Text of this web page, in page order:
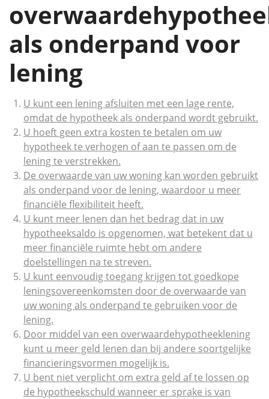
als onderpand voor
lening
U kunt een lening afsluiten met een lage rente,
omdat de hypotheek als onderpand wordt gebruikt.
U hoeft geen extra kosten te betalen om uw
hypotheek te verhogen of aan te passen om de
lening te verstrekken.
De overwaarde van uw woning kan worden gebruikt
als onderpand voor de lening, waardoor u meer
financiële flexibiliteit heeft.
U kunt meer lenen dan het bedrag dat in uw
hypotheeksaldo is opgenomen, wat betekent dat u
meer financiële ruimte hebt om andere
doelstellingen na te streven.
U kunt eenvoudig toegang krijgen tot goedkope
leningsovereenkomsten door de overwaarde van
uw woning als onderpand te gebruiken voor de
lening.
Door middel van een overwaardehypotheeklening
kunt u meer geld lenen dan bij andere soortgelijke
financieringsvormen mogelijk is.
U bent niet verplicht om extra geld af te lossen op
de hypotheekschuld wanneer er sprake is van